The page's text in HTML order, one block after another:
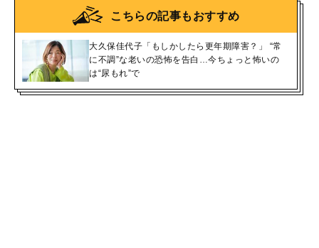
こちらの記事もおすすめ
大久保佳代子「もしかしたら更年期障害？」 “常
に不調”な老いの恐怖を告白…今ちょっと怖いの
は“尿もれ”で